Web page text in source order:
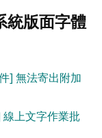
版面字體
] 無法寄出附加
上文字作業批